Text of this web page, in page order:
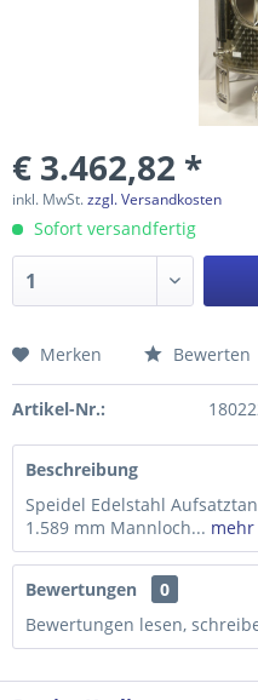
€ 3.462,82 *
inkl. MwSt.zzgl. Versandkosten
Sofort versandfertig
Preis anfragen
Merken Bewerten
Artikel-Nr.:
Beschreibung
Speidel Edelstahl
1.589 mm Mannloch... mehr
Bewertungen
0
Bewertungen lesen,